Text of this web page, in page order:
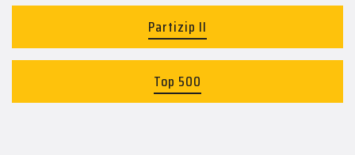
Partizip II
Top 500